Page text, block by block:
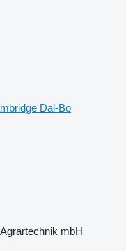
Dal-Bo
mbH